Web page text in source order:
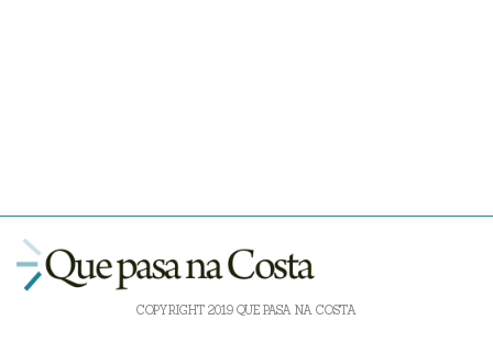
COPYRIGHT 2019 QUE PASA NA COSTA